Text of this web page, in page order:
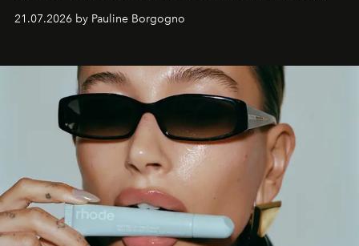
waarin zelfvertrouwen belangrijker is dan een overvloed
aan make-up.
21.07.2026 by Pauline Borgogno